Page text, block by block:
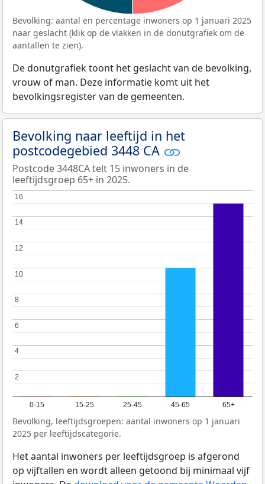
Bevolking: aantal en percentage inwoners op 1 januari 2025
naar geslacht (klik op de vlakken in de donutgrafiek om de
aantallen te zien).
De donutgrafiek toont het geslacht van de bevolking,
vrouw of man. Deze informatie komt uit het
bevolkingsregister van de gemeenten.
Bevolking naar leeftijd in het
postcodegebied 3448 CA
Postcode 3448CA telt 15 inwoners in de
leeftijdsgroep 65+ in 2025.
0-15 15-25 25-45 45-65 65+
2
2
4
4
6
6
8
8
10
10
12
12
14
14
16
16
Bevolking, leeftijdsgroepen: aantal inwoners op 1 januari
2025 per leeftijdscategorie.
Het aantal inwoners per leeftijdsgroep is afgerond
op vijftallen en wordt alleen getoond bij minimaal vijf